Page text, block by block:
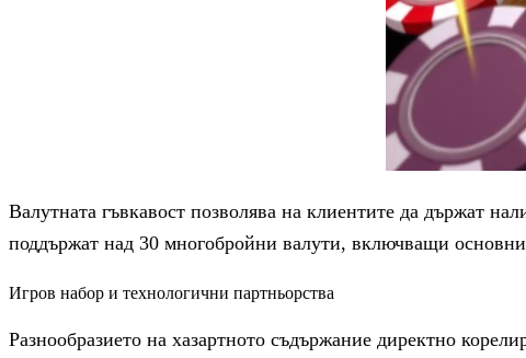
Валутната гъвкавост позволява на клиентите да държат
поддържат над 30 многобройни валути, включващи
Игров набор и технологични партньорства
Разнообразието на хазартното съдържание директно